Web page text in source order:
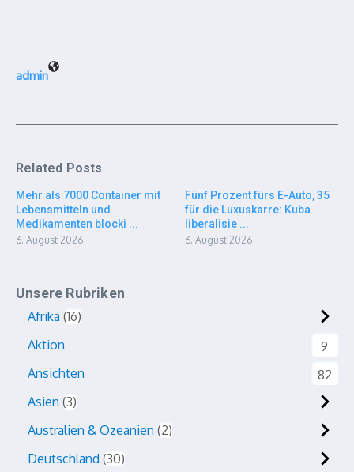
admin
Related Posts
Mehr als 7000 Container mit
Lebensmitteln und
Medikamenten blocki ...
6. August 2026
Fünf Prozent fürs E-Auto, 35
für die Luxuskarre: Kuba
liberalisie ...
6. August 2026
Unsere Rubriken
Afrika 16
Aktion
9
Ansichten
82
Asien 3
Australien & Ozeanien 2
Deutschland 30